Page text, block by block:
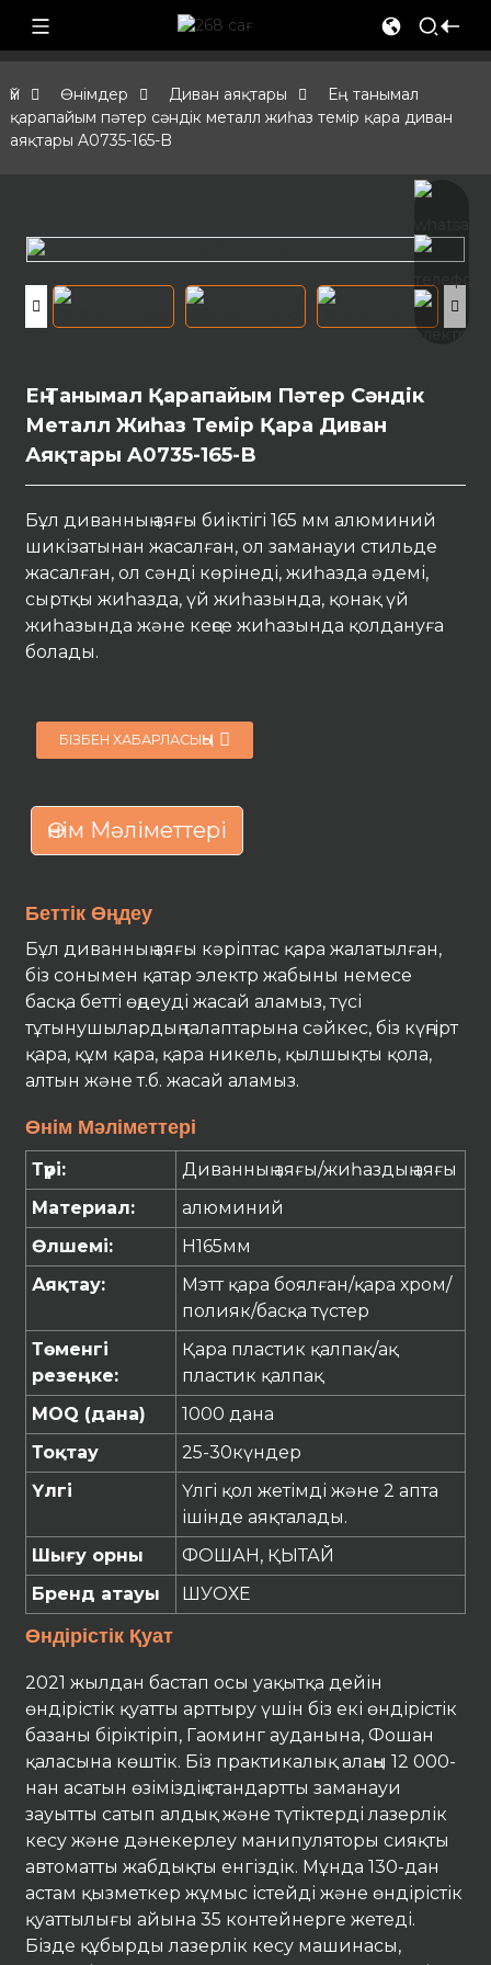
Үй Өнімдер Диван аяқтары
Ең танымал
қарапайым пәтер сәндік металл жиһаз темір қара диван
аяқтары A0735-165-B
Ең Танымал Қарапайым Пәтер Сәндік
Металл Жиһаз Темір Қара Диван
Аяқтары A0735-165-B
Бұл диванның аяғы биіктігі 165 мм алюминий
шикізатынан жасалған, ол заманауи стильде
жасалған, ол сәнді көрінеді, жиһазда әдемі,
сыртқы жиһазда, үй жиһазында, қонақ үй
жиһазында және кеңсе жиһазында қолдануға
болады.
БІЗБЕН ХАБАРЛАСЫҢЫ
Өнім Мәліметтері
Беттік Өңдеу
Бұл диванның аяғы кәріптас қара жалатылған,
біз сонымен қатар электр жабыны немесе
басқа бетті өңдеуді жасай аламыз, түсі
тұтынушылардың талаптарына сәйкес, біз күңгірт
қара, құм қара, қара никель, қылшықты қола,
алтын және т.б. жасай аламыз.
Өнім Мәліметтері
Түрі:
Диванның аяғы/жиһаздың аяғы
Материал:
алюминий
Өлшемі:
H165мм
Аяқтау:
Мэтт қара боялған/қара хром/
полияк/басқа түстер
Төменгі
резеңке:
Қара пластик қалпақ/ақ
пластик қалпақ
MOQ (дана)
1000 дана
Тоқтау
25-30күндер
Үлгі
Үлгі қол жетімді және 2 апта
ішінде аяқталады.
Шығу орны
ФОШАН, ҚЫТАЙ
Бренд атауы
ШУОХЕ
Өндірістік Қуат
2021 жылдан бастап осы уақытқа дейін
өндірістік қуатты арттыру үшін біз екі өндірістік
базаны біріктіріп, Гаоминг ауданына, Фошан
қаласына көштік. Біз практикалық алаңы 12 000-
нан асатын өзіміздің стандартты заманауи
зауытты сатып алдық және түтіктерді лазерлік
кесу және дәнекерлеу манипуляторы сияқты
автоматты жабдықты енгіздік. Мұнда 130-дан
астам қызметкер жұмыс істейді және өндірістік
қуаттылығы айына 35 контейнерге жетеді.
Бізде құбырды лазерлік кесу машинасы,